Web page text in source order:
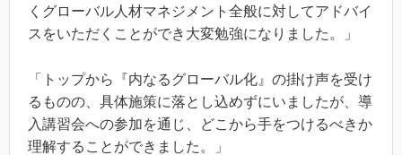
くグローバル人材マネジメント全般に対してアドバイ
スをいただくことができ大変勉強になりました。」
「トップから『内なるグローバル化』の掛け声を受け
るものの、具体施策に落とし込めずにいましたが、導
入講習会への参加を通じ、どこから手をつけるべきか
理解することができました。」